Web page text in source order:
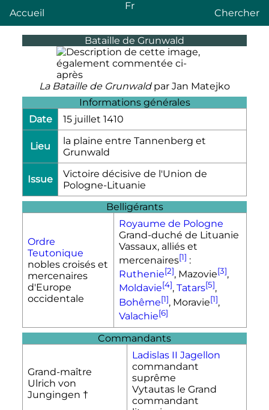
Accueil
Fr
Chercher
Bataille de Grunwald
La Bataille de Grunwaldpar Jan Matejko
Informations générales
Date
15 juillet 1410
Lieu
la plaine entre Tannenberg et
Grunwald
Issue
Victoire décisive de l'Union de
Pologne-Lituanie
Belligérants
Ordre
Teutonique
nobles croisés et
mercenaires
d'Europe
occidentale
Royaume de Pologne
Grand-duché de Lituanie
Vassaux, alliés et
mercenaires[1] :
Ruthenie[2], Mazovie[3],
Moldavie[4], Tatars[5],
Bohême[1], Moravie[1],
Valachie[6]
Commandants
Grand-maître
Ulrich von
Jungingen †
Ladislas II Jagellon
commandant
suprême
Vytautas le Grand
commandant